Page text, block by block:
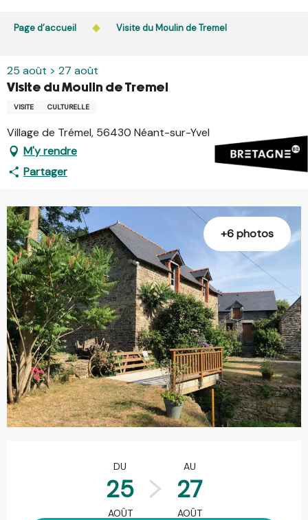
est interdit chaque jour de 21h à 5h en Ille-et-Vilaine et
Page d’accueil Visite du Moulin de Tremel
25 août > 27 août
Visite du Moulin de Tremel
VISITE CULTURELLE
Village de Trémel, 56430 Néant-sur-Yvel
M'y rendre
Partager
+6 photos
DU
25
AOÛT
AU
27
AOÛT